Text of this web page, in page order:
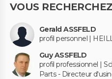
VOUS
Gerald ASSFELD
profil personnel |
Guy ASSFELD
profil professionnel |
Parts - Directeur